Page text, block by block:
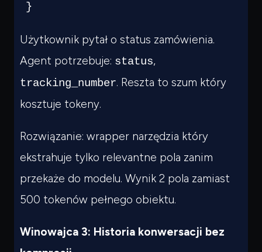
}
Użytkownik pytał o status zamówienia.
Agent potrzebuje: status,
tracking_number. Reszta to szum który
kosztuje tokeny.
Rozwiązanie: wrapper narzędzia który
ekstrahuje tylko relevantne pola zanim
przekaże do modelu. Wynik 2 pola zamiast
500 tokenów pełnego obiektu.
Winowajca 3: Historia konwersacji bez